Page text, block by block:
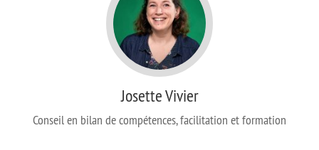
Josette Vivier
Conseil en bilan de compétences, facilitation et formation